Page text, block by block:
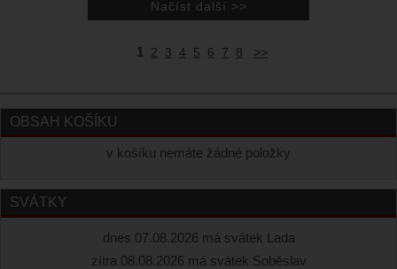
1 2 3 4 5 6 7 8 >>
OBSAH KOŠÍKU
v košíku nemáte žádné položky
SVÁTKY
dnes 07.08.2026 má svátek Lada
zítra 08.08.2026 má svátek Soběslav